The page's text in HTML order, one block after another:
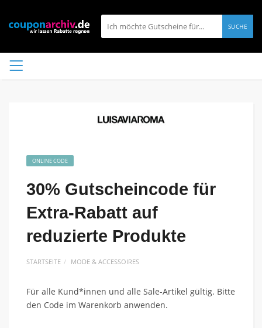
SUCHE
ONLINE CODE
30% Gutscheincode für
Extra-Rabatt auf
reduzierte Produkte
STARTSEITE MODE & ACCESSOIRES
Für alle Kund*innen und alle Sale-Artikel gültig. Bitte
den Code im Warenkorb anwenden.